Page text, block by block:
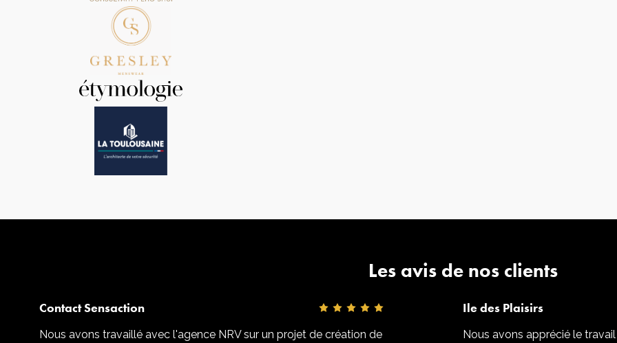
Les avis de nos clients
Contact Sensaction
Nous avons travaillé avec l'agence NRV sur un projet de création de
Ile des Plaisirs
Nous avons apprécié le